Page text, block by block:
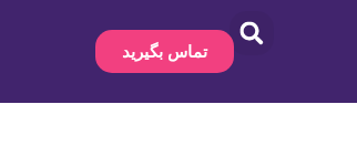
تماس بگیرید